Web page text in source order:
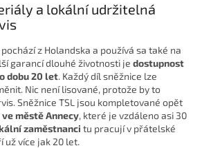
a lokální udržitelná
z Holandska a používá sa také na
garancí dlouhé životnosti je dostupnost
dobu 20 let. Každý díl sněžnice lze
Nic není lisované, protože by to
Sněžnice TSL jsou kompletované opět
městě Annecy, které je vzdáleno asi 30
zaměstnanci tu pracují v přátelské
více jak 20 let.